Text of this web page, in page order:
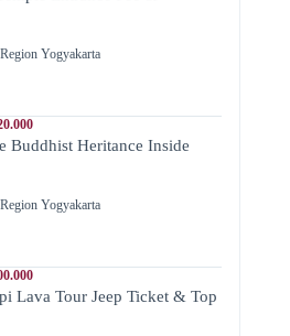
Yogyakarta
Buddhist Heritance Inside
Yogyakarta
Lava Tour Jeep Ticket & Top